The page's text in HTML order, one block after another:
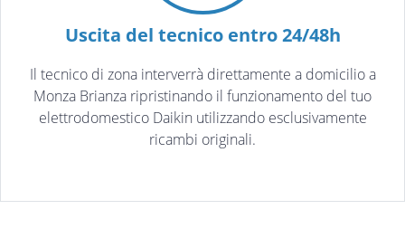
Uscita del tecnico entro 24/48h
Il tecnico di zona interverrà direttamente a domicilio a
Monza Brianza ripristinando il funzionamento del tuo
elettrodomestico Daikin utilizzando esclusivamente
ricambi originali.